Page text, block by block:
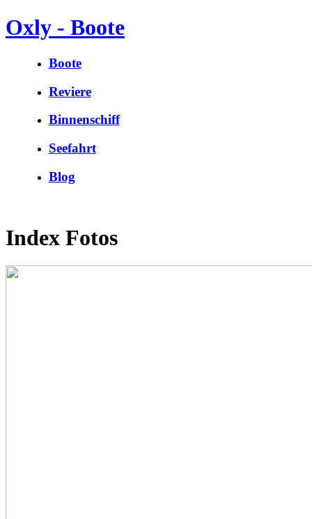
Oxly - Boote
Boote
Reviere
Binnenschiff
Seefahrt
Blog
Index Fotos